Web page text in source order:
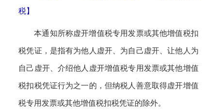
税】
本通知所称虚开增值税专用发票或其他增值税扣
税凭证，是指有为他人虚开、为自己虚开、让他人为
自己虚开、介绍他人虚开增值税专用发票或其他增值
税扣税凭证行为之一的，但纳税人善意取得虚开增值
税专用发票或其他增值税扣税凭证的除外。